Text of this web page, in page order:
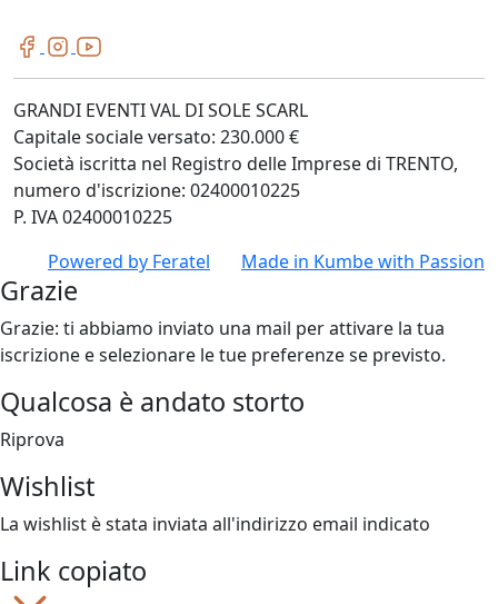
GRANDI EVENTI VAL DI SOLE SCARL
Capitale sociale versato: 230.000 €
Società iscritta nel Registro delle Imprese di TRENTO,
numero d'iscrizione: 02400010225
P. IVA 02400010225
Powered by Feratel Made in Kumbewith Passion
Grazie
Grazie: ti abbiamo inviato una mail per attivare la tua
iscrizione e selezionare le tue preferenze se previsto.
Qualcosa è andato storto
Riprova
Wishlist
La wishlist è stata inviata all'indirizzo email indicato
Link copiato